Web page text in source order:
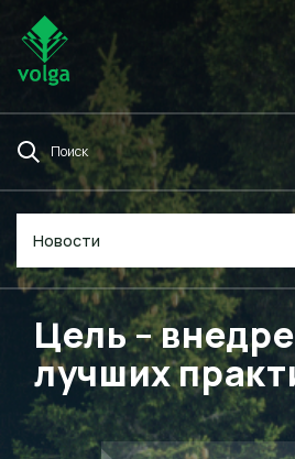
Поиск
Новости
Цель –
лучших